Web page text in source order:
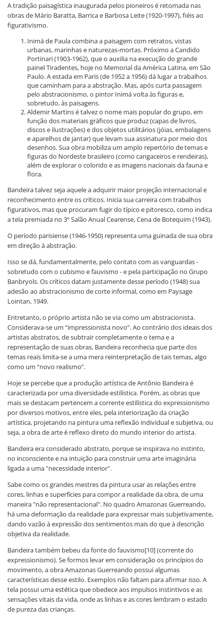
A tradição paisagística inaugurada pelos pioneiros é retomada nas
obras de Mário Baratta, Barrica e Barbosa Leite (1920-1997), fiéis ao
figurativismo.
Inimá de Paula combina a paisagem com retratos, vistas
urbanas, marinhas e naturezas-mortas. Próximo a Candido
Portinari (1903-1962), que o auxilia na execução do grande
painel Tiradentes, hoje no Memorial da América Latina, em São
Paulo. A estada em Paris (de 1952 a 1956) dá lugar a trabalhos
que caminham para a abstração. Mas, após curta passagem
pelo abstracionismo, o pintor Inimá volta às figuras e,
sobretudo, às paisagens.
Aldemir Martins é talvez o nome mais popular do grupo, em
função dos materiais gráficos que produz (capas de livros,
discos e ilustrações) e dos objetos utilitários (jóias, embalagens
e aparelhos de jantar) que levam sua assinatura por meio dos
desenhos. Sua obra mobiliza um amplo repertório de temas e
figuras do Nordeste brasileiro (como cangaceiros e rendeiras),
além de explorar o colorido e as imagens nacionais da fauna e
flora.
Bandeira talvez seja aquele a adquirir maior projeção internacional e
reconhecimento entre os críticos. Inicia sua carreira com trabalhos
figurativos, mas que procuram fugir do típico e pitoresco, como indica
a tela premiada no 3º Salão Anual Cearense, Cena de Botequim (1943).
O período parisiense (1946-1950) representa uma guinada de sua obra
em direção à abstração.
Isso se dá, fundamentalmente, pelo contato com as vanguardas -
sobretudo com o cubismo e fauvismo - e pela participação no Grupo
Banbryols. Os críticos datam justamente desse período (1948) sua
adesão ao abstracionismo de corte informal, como em Paysage
Lointan, 1949.
Entretanto, o próprio artista não se via como um abstracionista.
Considerava-se um “impressionista novo”. Ao contrário dos ideais dos
artistas abstratos, de subtrair completamente o tema e a
representação de suas obras, Bandeira reconhecia que parte dos
temas reais limita-se a uma mera reinterpretação de tais temas, algo
como um “novo realismo”.
Hoje se percebe que a produção artística de Antônio Bandeira é
caracterizada por uma diversidade estilística. Porém, as obras que
mais se destacam pertencem a corrente estilística do expressionismo
por diversos motivos, entre eles, pela interiorização da criação
artística, projetando na pintura uma reflexão individual e subjetiva, ou
seja, a obra de arte é reflexo direto do mundo interior do artista.
Bandeira era considerado abstrato, porque se inspirava no instinto,
no inconsciente e na intuição para construir uma arte imaginária
ligada a uma "necessidade interior".
Sabe como os grandes mestres da pintura usar as relações entre
cores, linhas e superfícies para compor a realidade da obra, de uma
maneira "não representacional". No quadro Amazonas Guerreando,
há uma deformação da realidade para expressar mais subjetivamente,
dando vazão à expressão dos sentimentos mais do que à descrição
objetiva da realidade.
Bandeira também bebeu da fonte do fauvismo[10] (corrente do
expressionismo). Se formos levar em consideração os princípios do
movimento, a obra Amazonas Guerreando possui algumas
características desse estilo. Exemplos não faltam para afirmar isso. A
tela possui uma estética que obedece aos impulsos instintivos e as
sensações vitais da vida, onde as linhas e as cores lembram o estado
de pureza das crianças.